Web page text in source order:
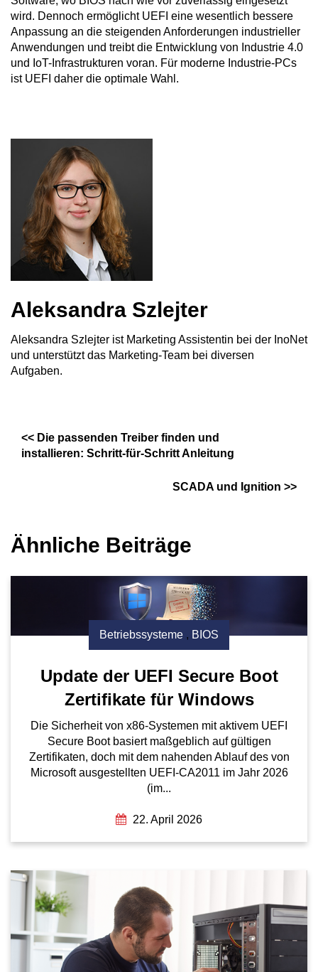
wird. Dennoch ermöglicht UEFI eine wesentlich bessere
Anpassung an die steigenden Anforderungen industrieller
Anwendungen und treibt die Entwicklung von Industrie 4.0
und IoT-Infrastrukturen voran. Für moderne Industrie-PCs
ist UEFI daher die optimale Wahl.
Aleksandra Szlejter
Aleksandra Szlejter ist Marketing Assistentin bei der InoNet
und unterstützt das Marketing-Team bei diversen
Aufgaben.
<< Die passenden Treiber finden und
installieren: Schritt-für-Schritt Anleitung
SCADA und Ignition >>
Ähnliche Beiträge
Betriebssysteme , BIOS
Update der UEFI Secure Boot
Zertifikate für Windows
Die Sicherheit von x86-Systemen mit aktivem UEFI
Secure Boot basiert maßgeblich auf gültigen
Zertifikaten, doch mit dem nahenden Ablauf des von
Microsoft ausgestellten UEFI-CA2011 im Jahr 2026
(im...
22. April 2026